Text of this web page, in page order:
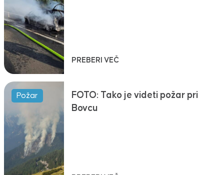
PREBERI VEČ
Požar
FOTO: Tako je videti požar pri
Bovcu